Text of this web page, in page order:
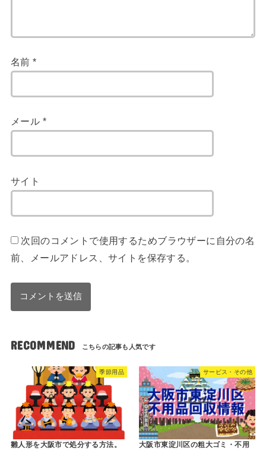
名前*
メール *
サイト
次回のコメントで使用するためブラウザーに自分の名
前、メールアドレス、サイトを保存する。
RECOMMEND
季節用品
雛人形を大阪市で処分する方法。
サービス・その他
大阪市東淀川区の粗大ゴミ・不用